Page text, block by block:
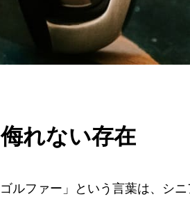
侮れない存在
ルファー」という言葉は、シ